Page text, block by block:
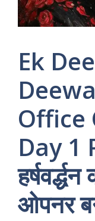
Ek
Office
Day 1
ओपनर